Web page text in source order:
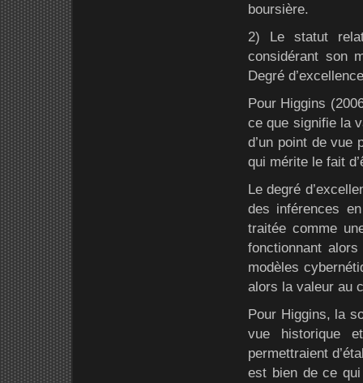
boursière.
2) Le statut
considérant son
Degré
Pour Higgins
ce que signifie la
d’un point de vue
qui mérite le fait
Le degré
des inférences
traitée comme
fonctionnant
modèles
alors la valeur au
Pour Higgins, la
vue historique
permettraient
est bien de ce